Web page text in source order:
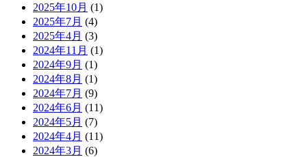
2025年10月 (1)
2025年7月 (4)
2025年4月 (3)
2024年11月 (1)
2024年9月 (1)
2024年8月 (1)
2024年7月 (9)
2024年6月 (11)
2024年5月 (7)
2024年4月 (11)
2024年3月 (6)